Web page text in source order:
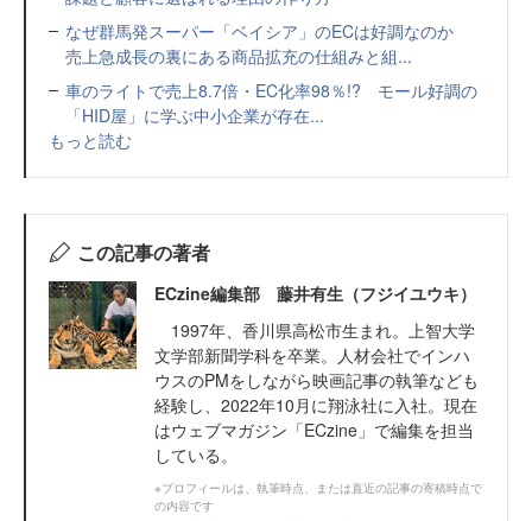
なぜ群馬発スーパー「ベイシア」のECは好調なのか
売上急成長の裏にある商品拡充の仕組みと組...
車のライトで売上8.7倍・EC化率98％!? モール好調の
「HID屋」に学ぶ中小企業が存在...
もっと読む
この記事の著者
ECzine編集部 藤井有生（フジイユウキ）
1997年、香川県高松市生まれ。上智大学
文学部新聞学科を卒業。人材会社でインハ
ウスのPMをしながら映画記事の執筆なども
経験し、2022年10月に翔泳社に入社。現在
はウェブマガジン「ECzine」で編集を担当
している。
※プロフィールは、執筆時点、または直近の記事の寄稿時点で
の内容です